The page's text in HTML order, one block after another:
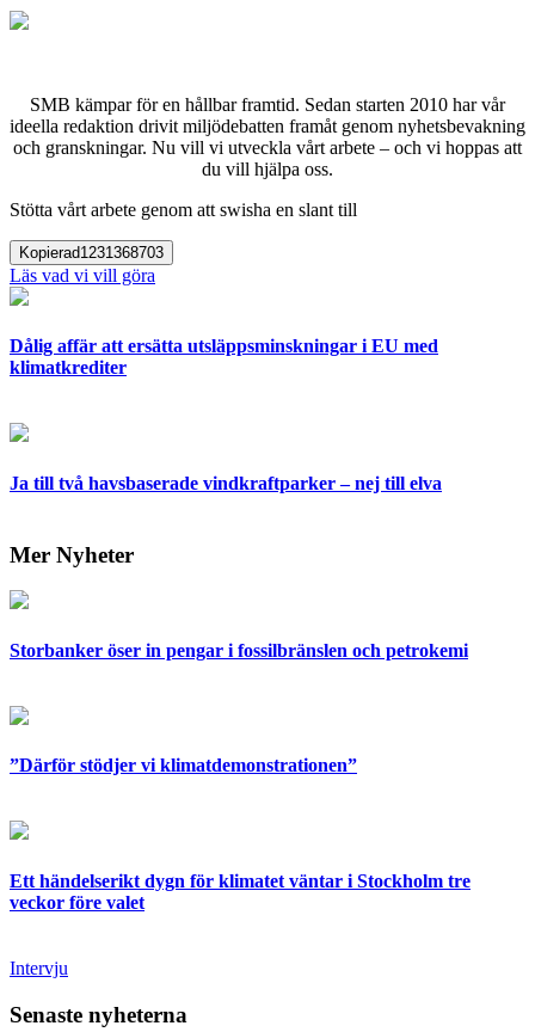
SMB kämpar för en hållbar framtid. Sedan starten 2010 har vår
ideella redaktion drivit miljödebatten framåt genom nyhetsbevakning
och granskningar. Nu vill vi utveckla vårt arbete – och vi hoppas att
du vill hjälpa oss.
Stötta vårt arbete genom att swisha en slant till
Kopierad1231368703
Läs vad vi vill göra
Dålig affär att ersätta utsläppsminskningar i EU med
klimatkrediter
Ja till två havsbaserade vindkraftparker – nej till elva
Mer Nyheter
Storbanker öser in pengar i fossilbränslen och petrokemi
”Därför stödjer vi klimatdemonstrationen”
Ett händelserikt dygn för klimatet väntar i Stockholm tre
veckor före valet
Intervju
Senaste nyheterna